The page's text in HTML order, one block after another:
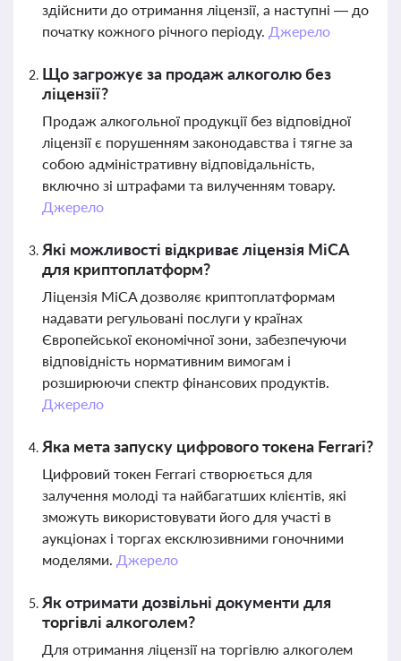
здійснити до отримання ліцензії, а наступні — до
початку кожного річного періоду. Джерело
Що загрожує за продаж алкоголю без
ліцензії?
Продаж алкогольної продукції без відповідної
ліцензії є порушенням законодавства і тягне за
собою адміністративну відповідальність,
включно зі штрафами та вилученням товару.
Джерело
Які можливості відкриває ліцензія MiCA
для криптоплатформ?
Ліцензія MiCA дозволяє криптоплатформам
надавати регульовані послуги у країнах
Європейської економічної зони, забезпечуючи
відповідність нормативним вимогам і
розширюючи спектр фінансових продуктів.
Джерело
Яка мета запуску цифрового токена Ferrari?
Цифровий токен Ferrari створюється для
залучення молоді та найбагатших клієнтів, які
зможуть використовувати його для участі в
аукціонах і торгах ексклюзивними гоночними
моделями. Джерело
Як отримати дозвільні документи для
торгівлі алкоголем?
Для отримання ліцензії на торгівлю алкоголем